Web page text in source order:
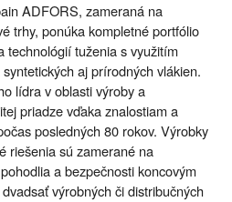
ADFORS, zameraná na
trhy, ponúka kompletné portfólio
technológií tuženia s využitím
aj prírodných vlákien.
lídra v oblasti výroby a
priadze vďaka znalostiam a
posledných 80 rokov. Výrobky
riešenia sú zamerané na
a bezpečnosti koncovým
výrobných či distribučných